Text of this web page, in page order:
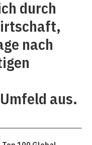
durch
nach
aus.